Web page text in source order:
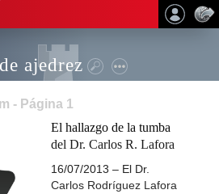
ajedrez
- Página 1
El hallazgo de la tumba
del Dr. Carlos R. Lafora
16/07/2013 – El Dr.
Carlos Rodríguez Lafora